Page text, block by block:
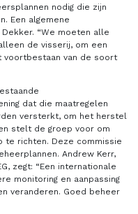
nodig die zijn
Een algemene
“We moeten alle
de visserij, om een
van de soort
dat die maatregelen
versterkt, om het herstel
stelt de groep voor om
te richten. Deze commissie
Andrew Kerr,
zegt: “Een internationale
monitoring en aanpassing
veranderen. Goed beheer